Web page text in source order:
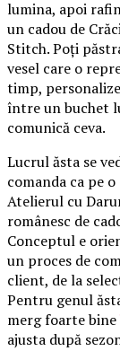
lumina, apoi
un cadou de
Stitch. Poți
vesel care o
timp,
între un buchet
comunică ceva.
Lucrul ăsta se
comanda ca pe
Atelierul cu
românesc de
Conceptul e
un proces de
client, de la
Pentru genul
merg foarte bine
ajusta după